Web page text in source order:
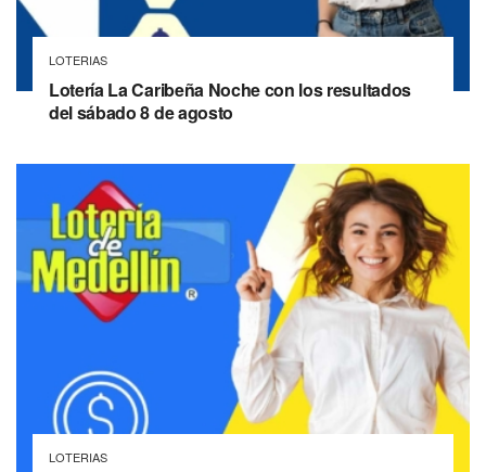
LOTERIAS
Lotería La Caribeña Noche con los resultados
del sábado 8 de agosto
LOTERIAS